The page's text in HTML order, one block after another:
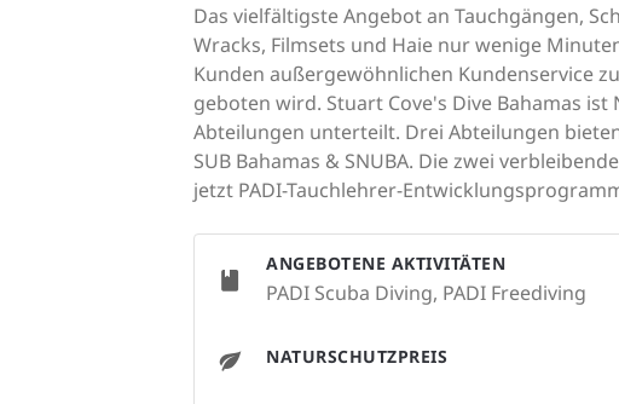
Das vielfältigste Angebot an Tauchgängen,
Wracks, Filmsets und Haie nur wenige
Kunden außergewöhnlichen Kundenservice
geboten wird. Stuart Cove's Dive Bahamas
Abteilungen unterteilt. Drei Abteilungen
SUB Bahamas & SNUBA. Die zwei
jetzt PADI-Tauchlehrer-
ANGEBOTENE AKTIVITÄTEN
PADI Scuba Diving, PADI Freediving
NATURSCHUTZPREIS